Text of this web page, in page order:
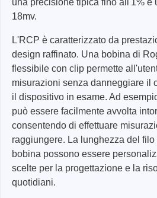
una precisione tipica fino all'1% e
18mv.
L'RCP è caratterizzato da
design raffinato. Una bobina di
flessibile con clip permette
misurazioni senza danneggiare il
il dispositivo in esame. Ad
può essere facilmente avvolta
consentendo di effettuare
raggiungere. La lunghezza del
bobina possono essere
scelte per la progettazione e la
quotidiani.